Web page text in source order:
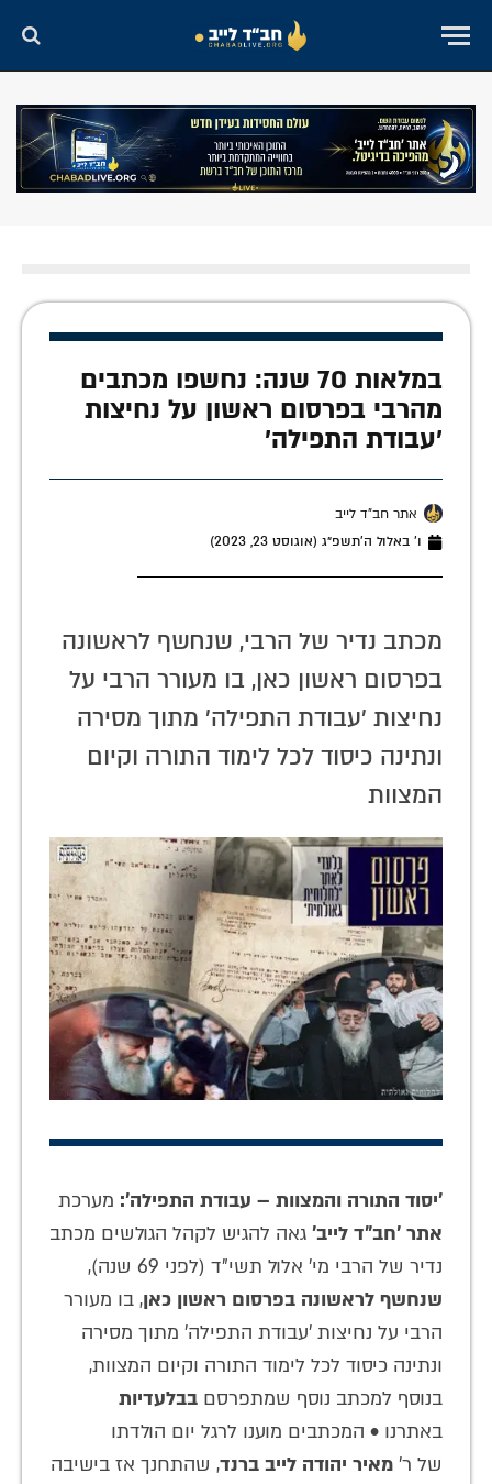
במלאות 70 שנה: נחשפו מכתבים
מהרבי בפרסום ראשון על נחיצות
'עבודת התפילה'
אתר חב"ד לייב
ו׳ באלול ה׳תשפ״ג (אוגוסט 23, 2023)
מכתב נדיר של הרבי, שנחשף לראשונה
בפרסום ראשון כאן, בו מעורר הרבי על
נחיצות 'עבודת התפילה' מתוך מסירה
ונתינה כיסוד לכל לימוד התורה וקיום
המצוות
'יסוד התורה והמצוות – עבודת התפילה': מערכת
אתר 'חב"ד לייב' גאה להגיש לקהל הגולשים מכתב
נדיר של הרבי מי' אלול תשי"ד (לפני 69 שנה),
שנחשף לראשונה בפרסום ראשון כאן, בו מעורר
הרבי על נחיצות 'עבודת התפילה' מתוך מסירה
ונתינה כיסוד לכל לימוד התורה וקיום המצוות,
בנוסף למכתב נוסף שמתפרסם בבלעדיות
באתרנו • המכתבים מוענו לרגל יום הולדתו
של ר' מאיר יהודה לייב ברנד, שהתחנך אז בישיבה